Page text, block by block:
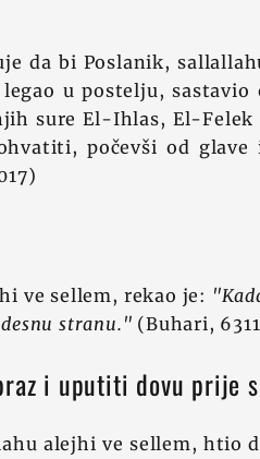
da bi Poslanik,
u postelju,
sure El-Ihlas, El-
počevši od
ve sellem, rekao je:
stranu." (Buhari,
i uputiti dovu prije
alejhi ve sellem, htio